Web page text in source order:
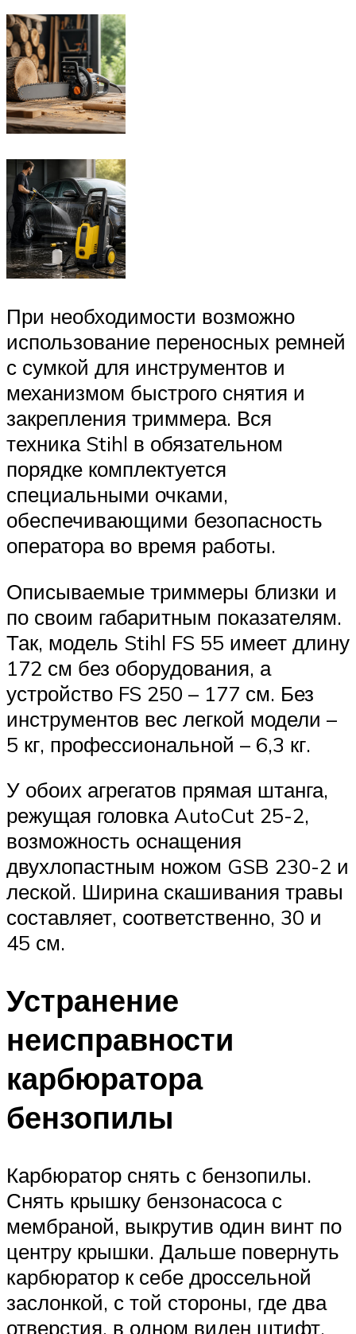
При необходимости возможно
использование переносных ремней
с сумкой для инструментов и
механизмом быстрого снятия и
закрепления триммера. Вся
техника Stihl в обязательном
порядке комплектуется
специальными очками,
обеспечивающими безопасность
оператора во время работы.
Описываемые триммеры близки и
по своим габаритным показателям.
Так, модель Stihl FS 55 имеет длину
172 см без оборудования, а
устройство FS 250 – 177 см. Без
инструментов вес легкой модели –
5 кг, профессиональной – 6,3 кг.
У обоих агрегатов прямая штанга,
режущая головка AutoCut 25-2,
возможность оснащения
двухлопастным ножом GSB 230-2 и
леской. Ширина скашивания травы
составляет, соответственно, 30 и
45 см.
Устранение
неисправности
карбюратора
бензопилы
Карбюратор снять с бензопилы.
Снять крышку бензонасоса с
мембраной, выкрутив один винт по
центру крышки. Дальше повернуть
карбюратор к себе дроссельной
заслонкой, с той стороны, где два
отверстия, в одном виден штифт,